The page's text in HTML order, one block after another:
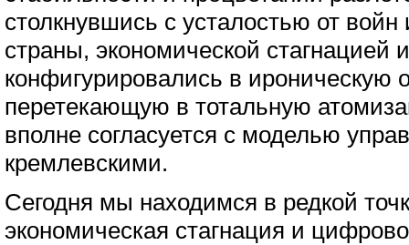
столкнувшись с усталостью от войн
страны, экономической стагнацией
конфигурировались в ироническую
перетекающую в тотальную
вполне согласуется с моделью
кремлевскими.
Сегодня мы находимся в редкой
экономическая стагнация и